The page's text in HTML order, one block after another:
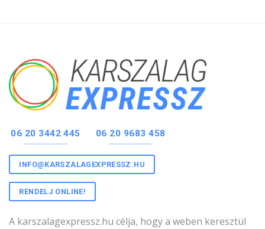
06 20 3442 445 06 20 9683 458
INFO@KARSZALAGEXPRESSZ.HU
RENDELJ ONLINE!
A karszalagexpressz.hu célja, hogy a weben keresztül